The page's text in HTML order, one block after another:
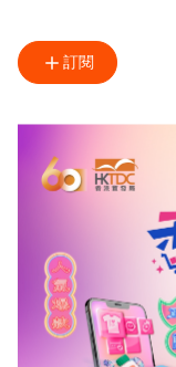
訂閱